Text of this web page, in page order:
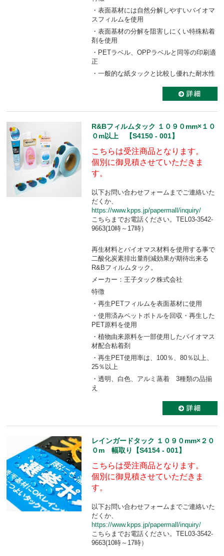
・表面基材には自然分解しやすいバイオマ
スフィルムを使用
・表面基材の分解を阻害しにくい特殊粘着
剤を使用
・PETラベル、OPPラベルと同等の印刷適
正
・一般的な紙タックと比較し優れた耐水性
R&Bフィルムタック １０９０mm×１０
０m以上 【S4150 - 001】
こちらは受注商品となります。
個別に御見積させていただきま
す。
以下お問い合わせフォームまでご連絡いた
だくか、
https://www.kpps.jp/papermall/inquiry/
こちらまでお電話ください。TEL03-3542-
9663(10時～17時）
再生材料とバイオマス材料を使用する事で
二酸化炭素排出量削減効果が期待出来る
R&Bフィルムタック。
メーカー：王子タック株式会社
特徴
・再生PETフィルムを表面基材に使用
・使用済みペットボトルを回収・再生した
PET原料を使用
・植物由来原料を一部使用したバイオマス
材配合粘着剤
・再生PET使用率は、100％、80％以上、
25％以上
・透明、白色、アルミ蒸着 3種類の品揃
え
レインガードタック １０９０mm×２０
０m 幅取り【S4154 - 001】
こちらは受注商品となります。
個別に御見積させていただきま
す。
以下お問い合わせフォームまでご連絡いた
だくか、
https://www.kpps.jp/papermall/inquiry/
こちらまでお電話ください。TEL03-3542-
9663(10時～17時）